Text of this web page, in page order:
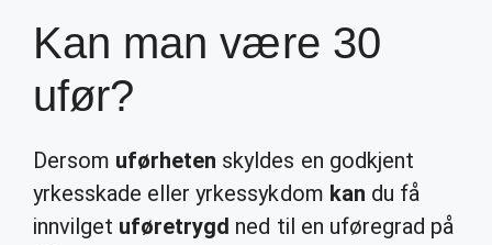
Kan man være 30
ufør?
Dersom uførheten skyldes en godkjent
yrkesskade eller yrkessykdom kan du få
innvilget uføretrygd ned til en uføregrad på